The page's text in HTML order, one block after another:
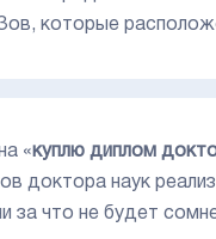
которые
« куплю диплом
доктора наук
за что не будет